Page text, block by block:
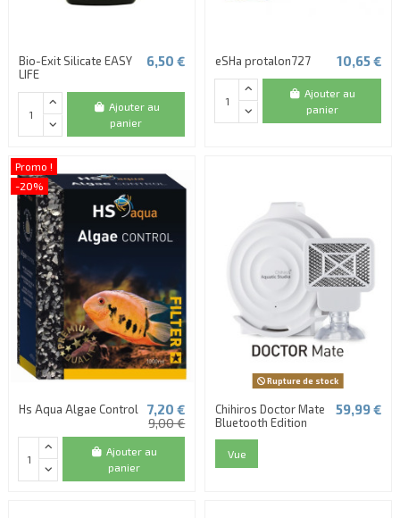
Bio-Exit Silicate EASY
LIFE
6,50 €
Ajouter au
panier
eSHa protalon727 10,65 €
Ajouter au
panier
Promo !
-20%
Hs Aqua Algae Control 7,20 €
9,00 €
Ajouter au
panier
Rupture de stock
Chihiros Doctor Mate
Bluetooth Edition
59,99 €
Vue